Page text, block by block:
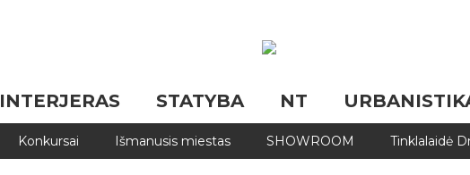
INTERJERAS STATYBA NT
Konkursai Išmanusis miestas SHOWROOM Tinklalaidė